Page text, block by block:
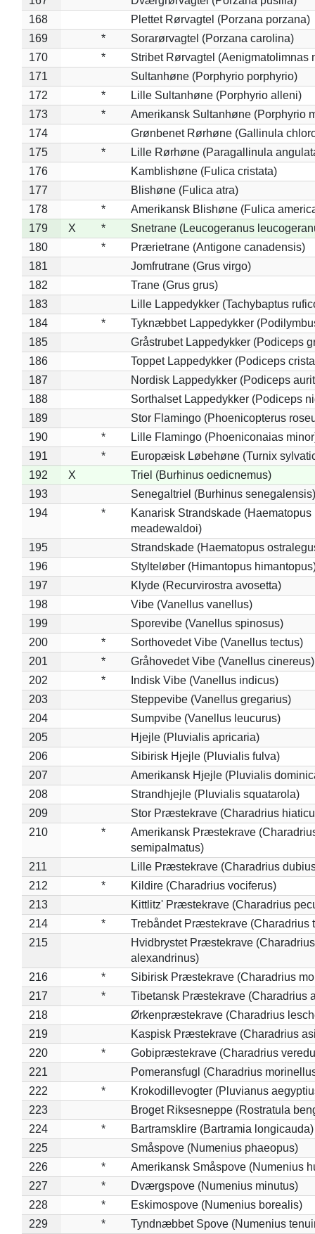
168
Plettet Rørvagtel (Porzana porzana)
169
*
Sorarørvagtel (Porzana carolina)
170
*
Stribet Rørvagtel (Aenigmatolimnas
171
Sultanhøne (Porphyrio porphyrio)
172
*
Lille Sultanhøne (Porphyrio alleni)
173
*
Amerikansk Sultanhøne (Porphyrio
174
Grønbenet Rørhøne (Gallinula
175
*
Lille Rørhøne (Paragallinula
176
Kamblishøne (Fulica cristata)
177
Blishøne (Fulica atra)
178
*
Amerikansk Blishøne (Fulica
179
X *
Snetrane (Leucogeranus
180
*
Prærietrane (Antigone canadensis)
181
Jomfrutrane (Grus virgo)
182
Trane (Grus grus)
183
Lille Lappedykker (Tachybaptus
184
*
Tyknæbbet Lappedykker
185
Gråstrubet Lappedykker (Podiceps
186
Toppet Lappedykker (Podiceps
187
Nordisk Lappedykker (Podiceps
188
Sorthalset Lappedykker (Podiceps
189
Stor Flamingo (Phoenicopterus
190
*
Lille Flamingo (Phoeniconaias
191
*
Europæisk Løbehøne (Turnix
192
X
Triel (Burhinus oedicnemus)
193
Senegaltriel (Burhinus senegalensis)
194
*
Kanarisk Strandskade (Haematopus
meadewaldoi)
195
Strandskade (Haematopus
196
Stylteløber (Himantopus
197
Klyde (Recurvirostra avosetta)
198
Vibe (Vanellus vanellus)
199
Sporevibe (Vanellus spinosus)
200
*
Sorthovedet Vibe (Vanellus tectus)
201
*
Gråhovedet Vibe (Vanellus cinereus)
202
*
Indisk Vibe (Vanellus indicus)
203
Steppevibe (Vanellus gregarius)
204
Sumpvibe (Vanellus leucurus)
205
Hjejle (Pluvialis apricaria)
206
Sibirisk Hjejle (Pluvialis fulva)
207
Amerikansk Hjejle (Pluvialis
208
Strandhjejle (Pluvialis squatarola)
209
Stor Præstekrave (Charadrius
210
*
Amerikansk Præstekrave
semipalmatus)
211
Lille Præstekrave (Charadrius
212
*
Kildire (Charadrius vociferus)
213
Kittlitz' Præstekrave (Charadrius
214
*
Trebåndet Præstekrave (Charadrius
215
Hvidbrystet Præstekrave (Charadrius
alexandrinus)
216
*
Sibirisk Præstekrave (Charadrius
217
*
Tibetansk Præstekrave (Charadrius
218
Ørkenpræstekrave (Charadrius
219
Kaspisk Præstekrave (Charadrius
220
*
Gobipræstekrave (Charadrius
221
Pomeransfugl (Charadrius
222
*
Krokodillevogter (Pluvianus
223
Broget Riksesneppe (Rostratula
224
*
Bartramsklire (Bartramia longicauda)
225
Småspove (Numenius phaeopus)
226
*
Amerikansk Småspove (Numenius
227
*
Dværgspove (Numenius minutus)
228
*
Eskimospove (Numenius borealis)
229
* Tyndnæbbet Spove (Numenius